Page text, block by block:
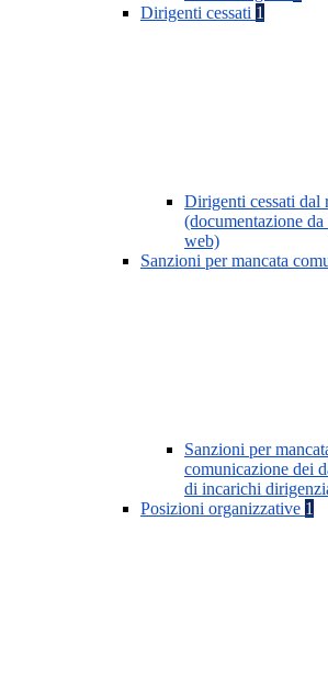
Dirigenti cessati 1
Dirigenti cessati dal
(documentazione
web)
Sanzioni per mancata
Sanzioni per
comunicazione dei
di incarichi
Posizioni organizzative 1